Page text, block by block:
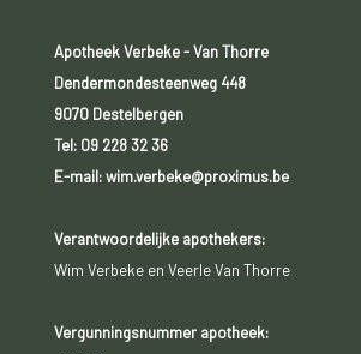
Apotheek Verbeke - Van Thorre
Dendermondesteenweg 448
9070 Destelbergen
Tel: 09 228 32 36
E-mail: wim.verbeke@proximus.be
Verantwoordelijke apothekers:
Wim Verbeke en Veerle Van Thorre
Vergunningsnummer apotheek: